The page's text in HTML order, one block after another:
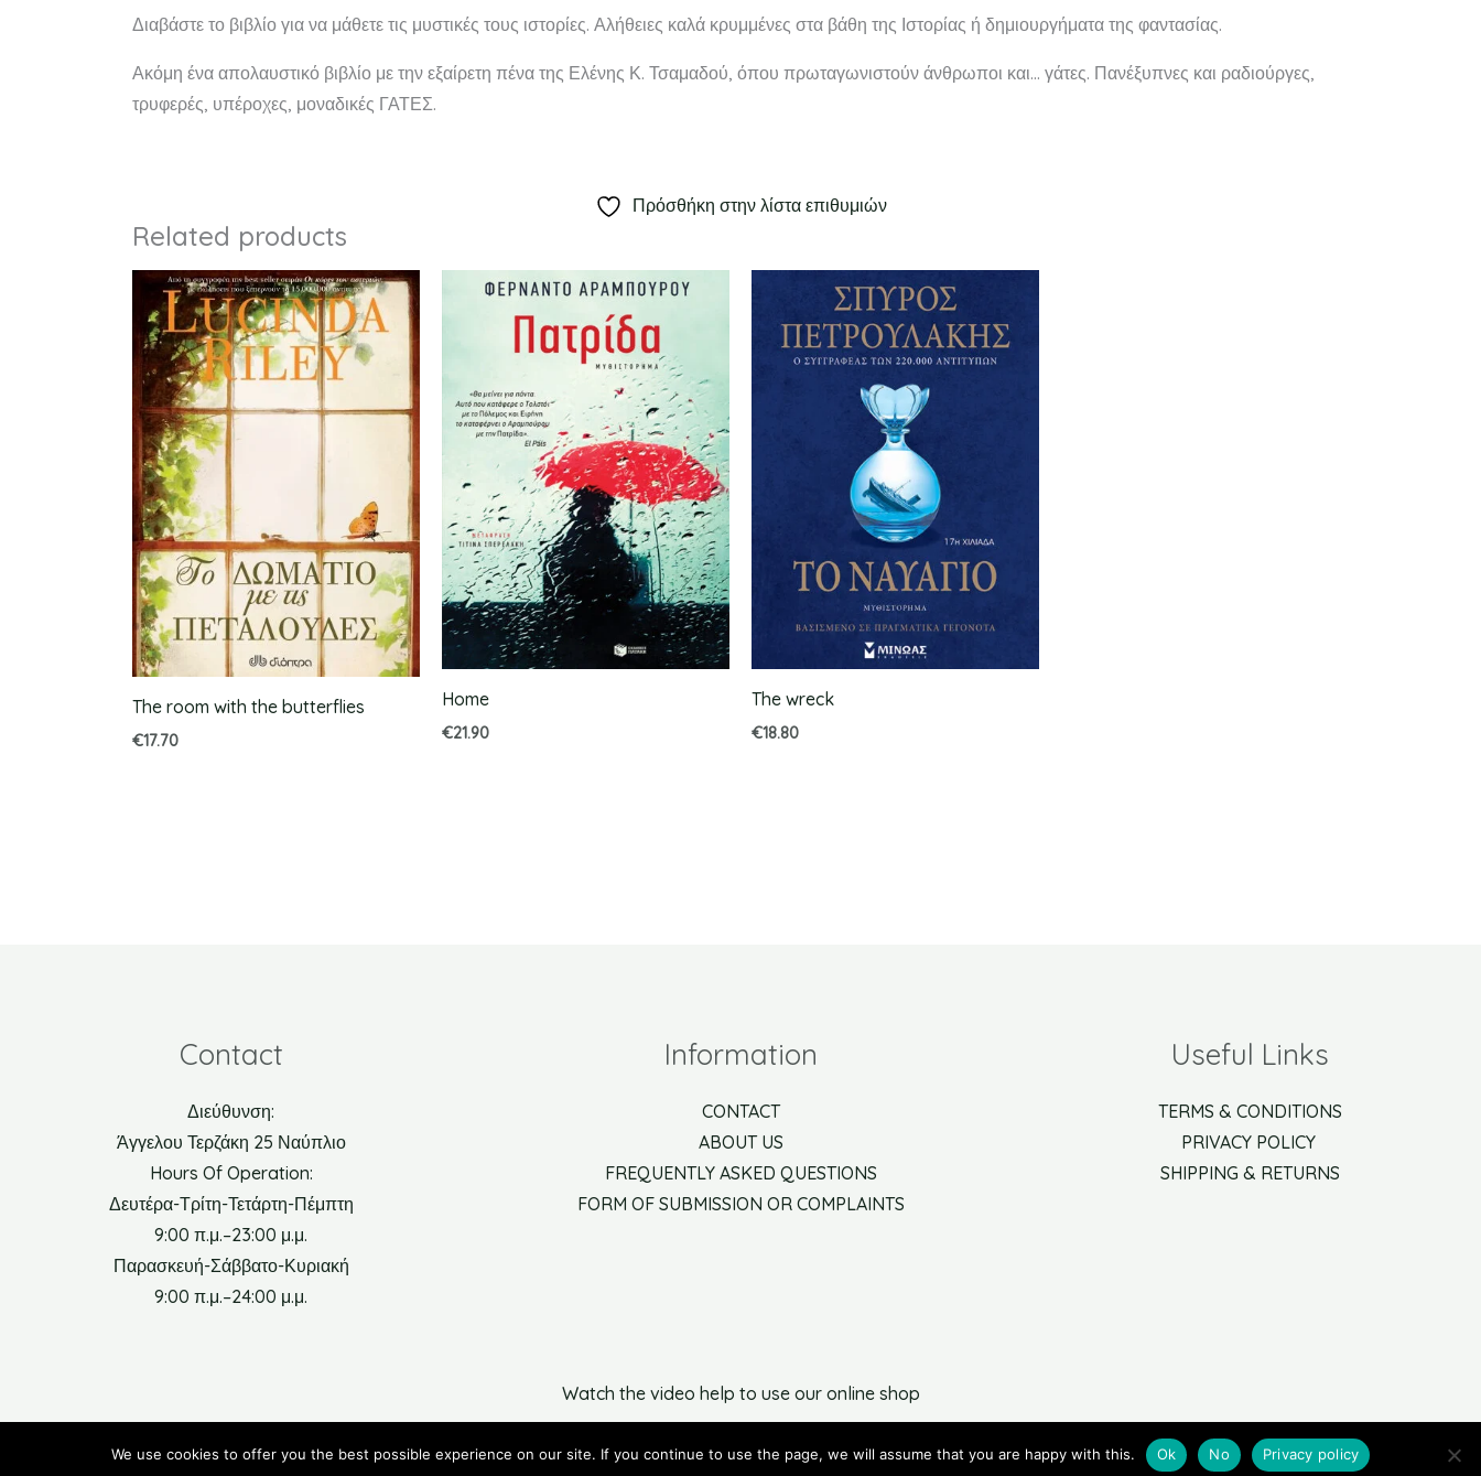
Διαβάστε το βιβλίο για να μάθετε τις μυστικές τους ιστορίες. Αλήθειες καλά κρυμμένες στα βάθη της Ιστορίας ή δημιουργήματα της φαντασίας.
Ακόμη ένα απολαυστικό βιβλίο με την εξαίρετη πένα της Ελένης Κ. Τσαμαδού, όπου πρωταγωνιστούν άνθρωποι και… γάτες. Πανέξυπνες και ραδιούργες,
τρυφερές, υπέροχες, μοναδικές ΓΑΤΕΣ.
Πρόσθήκη στην λίστα επιθυμιών
Related products
The room with the butterflies
€17.70
Home
€21.90
The wreck
€18.80
Contact
Διεύθυνση:
Άγγελου Τερζάκη 25 Ναύπλιο
Hours Of Operation:
Δευτέρα-Τρίτη-Τετάρτη-Πέμπτη
9:00 π.μ.–23:00 μ.μ.
Παρασκευή-Σάββατο-Κυριακή
9:00 π.μ.–24:00 μ.μ.
Information
CONTACT
ABOUT US
FREQUENTLY ASKED QUESTIONS
FORM OF SUBMISSION OR COMPLAINTS
Useful Links
TERMS & CONDITIONS
PRIVACY POLICY
SHIPPING & RETURNS
Watch the video help to use our online shop
We use cookies to offer you the best possible experience on our site. If you continue to use the page, we will assume that you are happy with this. Ok No Privacy policy